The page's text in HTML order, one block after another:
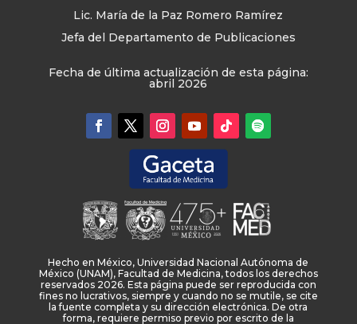
Lic. María de la Paz Romero Ramírez
Jefa del Departamento de Publicaciones
Fecha de última actualización de esta página:
abril 2026
Hecho en México, Universidad Nacional Autónoma de
México (UNAM), Facultad de Medicina, todos los derechos
reservados 2026. Esta página puede ser reproducida con
fines no lucrativos, siempre y cuando no se mutile, se cite
la fuente completa y su dirección electrónica. De otra
forma, requiere permiso previo por escrito de la